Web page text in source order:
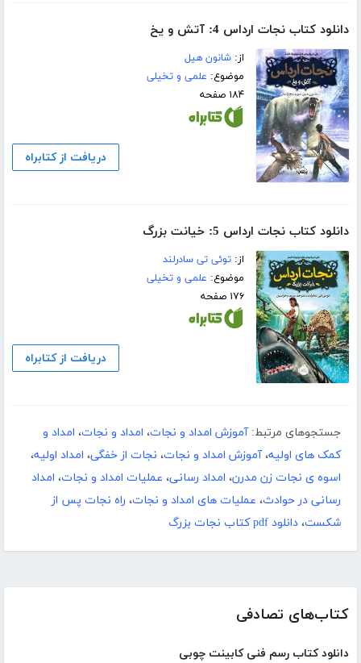
کتاب‌های تصادفی
دانلود کتاب رسم فنی کابینت چوبی
دانلود کتاب نجات ارداس 4: آتش و یخ
از:شانون هیل
موضوع: علمی و تخیلی
۱۸۴ صفحه
دریافت از کتابراه
دانلود کتاب نجات ارداس 5: خیانت بزرگ
از:توئی تی سادرلند
موضوع: علمی و تخیلی
۱۷۶ صفحه
دریافت از کتابراه
جستجوهای مرتبط: آموزش امداد و نجات، امداد و نجات، امداد و
کمک های اولیه،آموزش امداد و نجات، نجات از خفگی، امداد اولیه،
اسوه ی نجات زن مدرن، امداد رسانی، عملیات امداد و نجات، امداد
رسانی در حوادث، عملیات های امداد و نجات، راه نجات پس از
شکست، دانلود pdf کتاب نجات بزرگ